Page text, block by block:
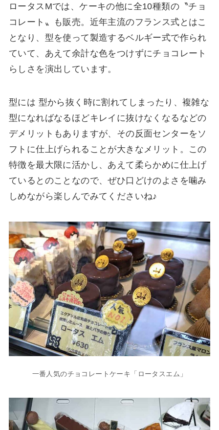
ロータスMでは、ケーキの他に全10種類の〝チョ
コレート〟も販売。近年主流のフランス式とはこ
となり、型を使って製造するベルギー式で作られ
ていて、あえて余計な色をつけずにチョコレート
らしさを演出しています。
型には 型から抜く時に割れてしまったり、複雑な
型になればなるほどキレイに抜けなくなるなどの
デメリットもありますが、その反面センターをソ
フトに仕上げられることが大きなメリット。この
特徴を最大限に活かし、あえて柔らかめに仕上げ
ているとのことなので、ぜひ口どけのよさを噛み
しめながら楽しんでみてくださいね♪
一番人気のチョコレートケーキ「ロータスエム」